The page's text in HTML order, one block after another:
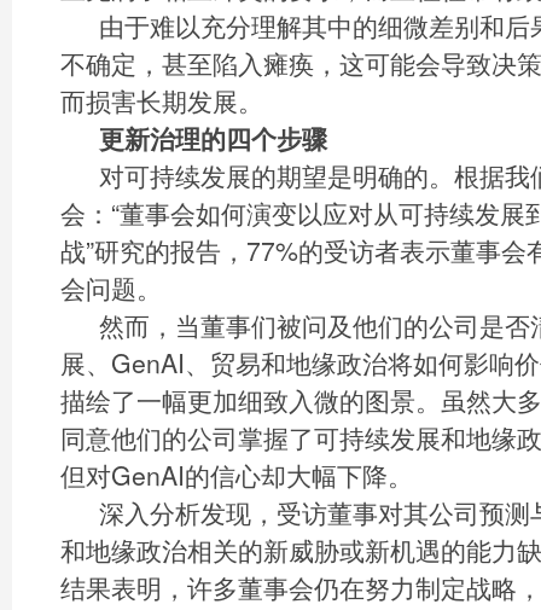
由于难以充分理解其中的细微差别和
不确定，甚至陷入瘫痪，这可能会导致决
而损害长期发展。
更新治理的四个步骤
对可持续发展的期望是明确的。根据
会：“董事会如何演变以应对从可持续发展
战”研究的报告，77%的受访者表示董事会
会问题。
然而，当董事们被问及他们的公司是
展、GenAI、贸易和地缘政治将如何影响
描绘了一幅更加细致入微的图景。虽然大
同意他们的公司掌握了可持续发展和地缘
但对GenAI的信心却大幅下降。
深入分析发现，受访董事对其公司预
和地缘政治相关的新威胁或新机遇的能力
结果表明，许多董事会仍在努力制定战略